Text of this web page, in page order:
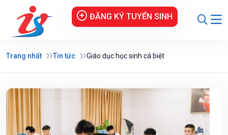
ĐĂNG KÝ TUYỂN SINH
Trang nhất Tin tức Giáo dục học sinh cá biệt